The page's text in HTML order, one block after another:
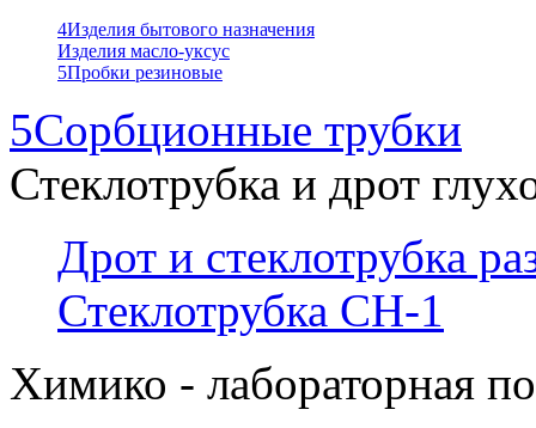
4Изделия бытового назначения
Изделия масло-уксус
5Пробки резиновые
5Сорбционные трубки
Стеклотрубка и дрот
Дрот и стеклотрубка
Стеклотрубка СН-1
Химико - лабораторная